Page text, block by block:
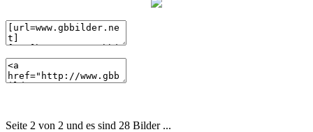
Seite 2 von 2 und es sind 28 Bilder ...